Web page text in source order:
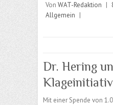
Von WAT-Redaktion |
Allgemein |
Dr. Hering
Mit einer Spende von